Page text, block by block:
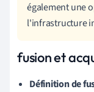
également une
l'infrastructure
fusion et
Définition de